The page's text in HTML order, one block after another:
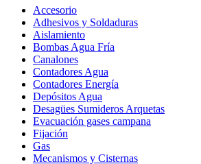
Accesorio
Adhesivos y Soldaduras
Aislamiento
Bombas Agua Fría
Canalones
Contadores Agua
Contadores Energía
Depósitos Agua
Desagües Sumideros Arquetas
Evacuación gases campana
Fijación
Gas
Mecanismos y Cisternas